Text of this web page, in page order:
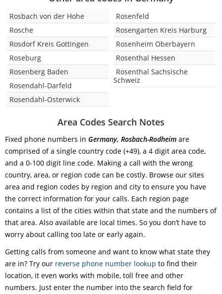
Rosbach von der Hohe
Rosche
Rosdorf Kreis Gottingen
Roseburg
Rosenberg Baden
Rosendahl-Darfeld
Rosendahl-Osterwick
Rosenfeld
Rosengarten Kreis Harburg
Rosenheim Oberbayern
Rosenthal Hessen
Rosenthal Sachsische
Schweiz
Area Codes Search Notes
Fixed phone numbers in Germany, Rosbach-Rodheim are
comprised of a single country code (+49), a 4 digit area code,
and a 0-100 digit line code. Making a call with the wrong
country, area, or region code can be costly. Browse our sites
area and region codes by region and city to ensure you have
the correct information for your calls. Each region page
contains a list of the cities within that state and the numbers of
that area. Also available are local times. So you don’t have to
worry about calling too late or early again.
Getting calls from someone and want to know what state they
are in? Try our reverse phone number lookup to find their
location, it even works with mobile, toll free and other
numbers. Just enter the number into the search field for